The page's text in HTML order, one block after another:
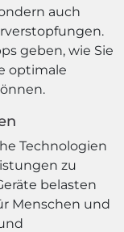
auch
geben, wie Sie
optimale
Technologien
zu
belasten
Menschen und